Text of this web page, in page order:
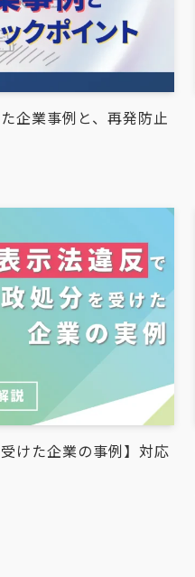
企業事例と、再発防止
けた企業の事例】対応